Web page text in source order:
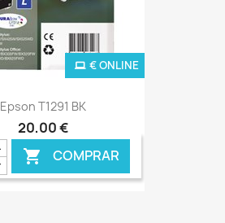
Epson T1291 BK
20,00 €
 COMPRAR
€ ONLINE